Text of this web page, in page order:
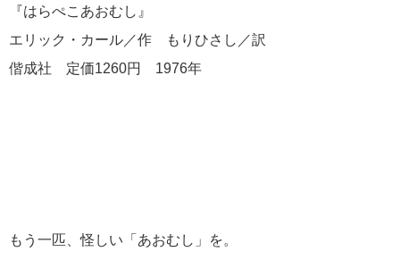
『はらぺこあおむし』
エリック・カール／作 もりひさし／訳
偕成社 定価1260円 1976年
もう一匹、怪しい「あおむし」を。